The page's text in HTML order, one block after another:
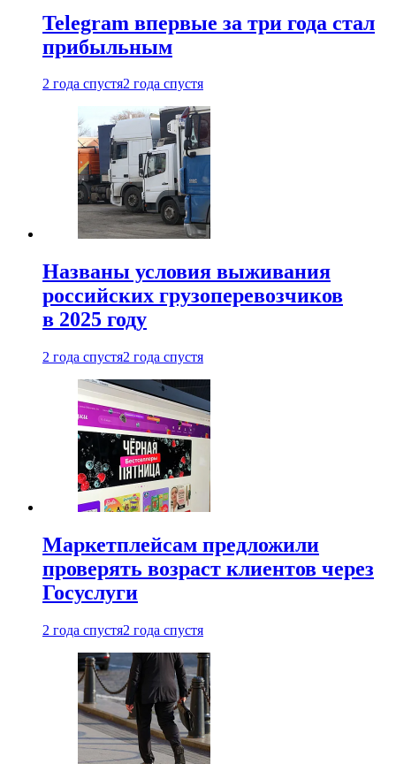
Telegram впервые за три года стал
прибыльным
2 года спустя2 года спустя
Названы условия выживания
российских грузоперевозчиков
в 2025 году
2 года спустя2 года спустя
Маркетплейсам предложили
проверять возраст клиентов через
Госуслуги
2 года спустя2 года спустя